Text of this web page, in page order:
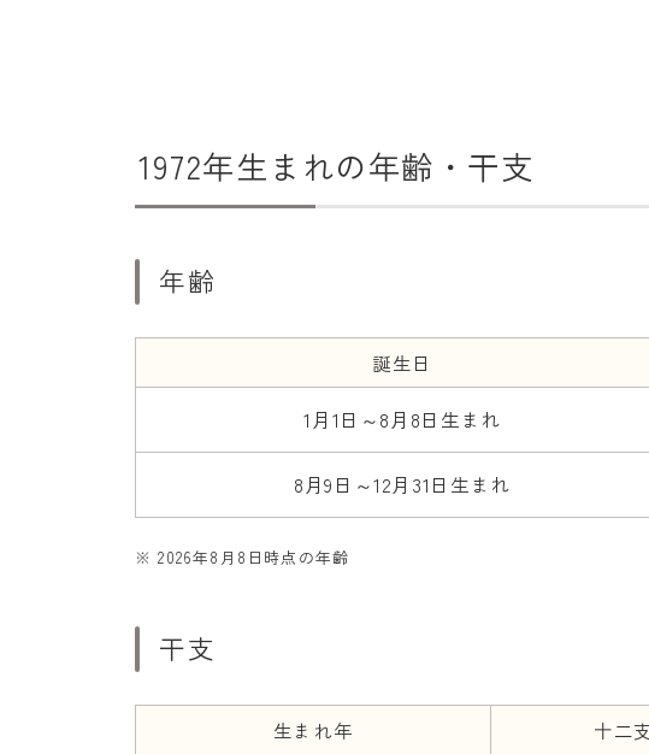
1972年生まれの年齢・干支
年齢
誕生日
1月1日～8月8日生まれ
8月9日～12月31日生まれ
※ 2026年8月8日時点の年齢
干支
生まれ年 十二